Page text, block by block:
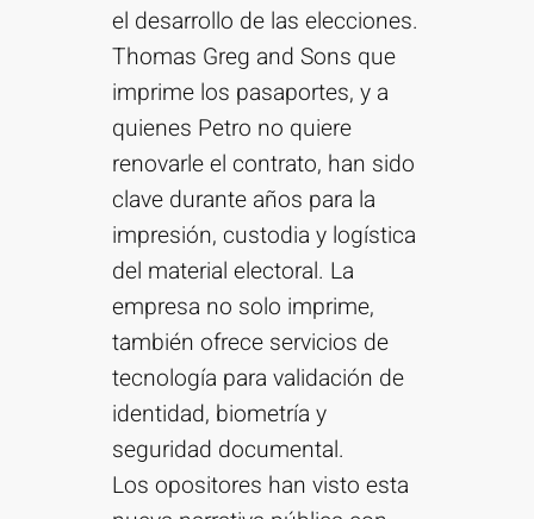
el desarrollo de las elecciones.
Thomas Greg and Sons que
imprime los pasaportes, y a
quienes Petro no quiere
renovarle el contrato, han sido
clave durante años para la
impresión, custodia y logística
del material electoral. La
empresa no solo imprime,
también ofrece servicios de
tecnología para validación de
identidad, biometría y
seguridad documental.
Los opositores han visto esta